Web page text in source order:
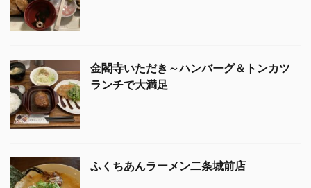
金閣寺いただき～ハンバーグ＆トンカツ
ランチで大満足
ふくちあんラーメン二条城前店